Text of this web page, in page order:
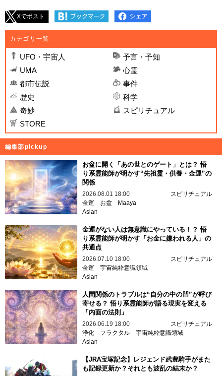
Xでポスト
カテゴリ一覧
UFO・宇宙人
予言・予知
UMA
心霊
都市伝説
事件
歴史
科学
奇妙
スピリチュアル
STORE
編集部pickup
お盆に開く「あの世とのゲート」とは？ 悟
り系霊能師が明かす“先祖霊・供養・金運”の
関係
2026.08.01 18:00
スピリチュアル
金運
お盆
Maaya
Aslan
金運がない人は無意識にやっている！？ 悟
り系霊能師が明かす「お金に嫌われる人」の
共通点
2026.07.10 18:00
スピリチュアル
金運 宇宙純粋意識領域
Aslan
人間関係のトラブルは“自分の中の凹”が呼び
寄せる？ 悟り系霊能師が語る現実を変える
「内面の法則」
2026.06.19 18:00
スピリチュアル
浄化
フラクタル 宇宙純粋意識領域
Aslan
【JRA宝塚記念】レジェンド武豊騎手がまた
も記録更新か？それとも波乱の結末か？